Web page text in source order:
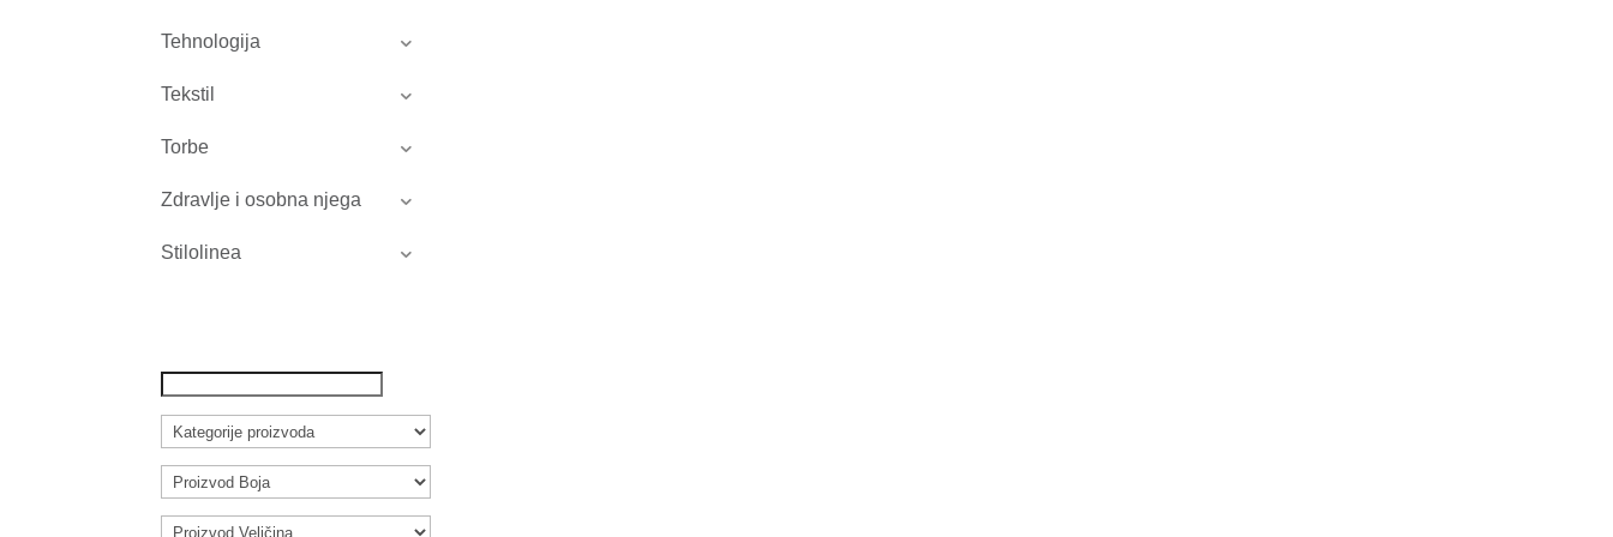
Tehnologija
Tekstil
Torbe
Zdravlje i osobna njega
Stilolinea